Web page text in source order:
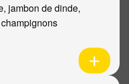
jambon de dinde,